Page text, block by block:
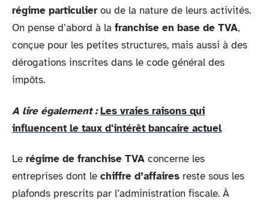
régime particulier ou de la nature de leurs activités.
On pense d’abord à la franchise en base de TVA,
conçue pour les petites structures, mais aussi à des
dérogations inscrites dans le code général des
impôts.
A lire également : Les vraies raisons qui
influencent le taux d'intérêt bancaire actuel
Le régime de franchise TVA concerne les
entreprises dont le chiffre d’affaires reste sous les
plafonds prescrits par l’administration fiscale. À